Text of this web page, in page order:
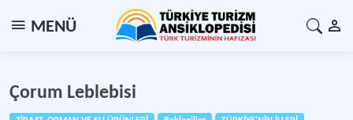
MENÜ
Çorum Leblebisi